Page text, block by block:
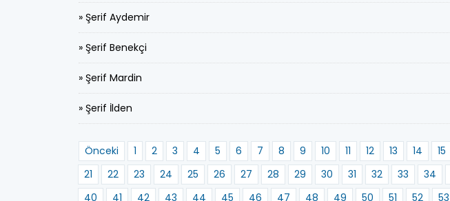
» Şerif Aydemir
» Şerif Benekçi
» Şerif Mardin
» Şerif İlden
Önceki 1 2 3 4 5 6 7 8 9 10 11 12 13 14 15
21
22 23 24 25 26 27 28 29 30 31 32 33 34
40
41 42 43 44 45 46 47 48 49 50 51 52 53